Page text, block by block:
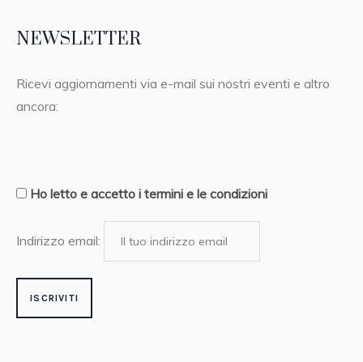
NEWSLETTER
Ricevi aggiornamenti via e-mail sui nostri eventi e altro
ancora:
Ho letto e accetto i termini e le condizioni
Indirizzo email: